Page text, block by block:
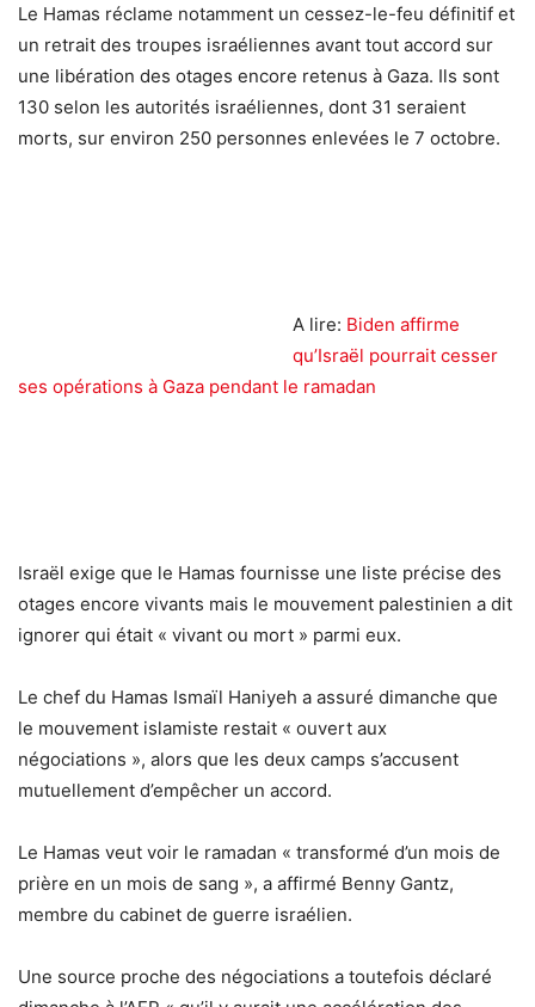
Le Hamas réclame notamment un cessez-le-feu définitif et
un retrait des troupes israéliennes avant tout accord sur
une libération des otages encore retenus à Gaza. Ils sont
130 selon les autorités israéliennes, dont 31 seraient
morts, sur environ 250 personnes enlevées le 7 octobre.
A lire: Biden affirme
qu’Israël pourrait cesser
ses opérations à Gaza pendant le ramadan
Israël exige que le Hamas fournisse une liste précise des
otages encore vivants mais le mouvement palestinien a dit
ignorer qui était « vivant ou mort » parmi eux.
Le chef du Hamas Ismaïl Haniyeh a assuré dimanche que
le mouvement islamiste restait « ouvert aux
négociations », alors que les deux camps s’accusent
mutuellement d’empêcher un accord.
Le Hamas veut voir le ramadan « transformé d’un mois de
prière en un mois de sang », a affirmé Benny Gantz,
membre du cabinet de guerre israélien.
Une source proche des négociations a toutefois déclaré